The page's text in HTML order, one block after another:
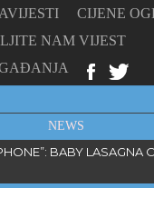
CIJENE
NAM VIJEST
NEWS
BABY LASAGNA